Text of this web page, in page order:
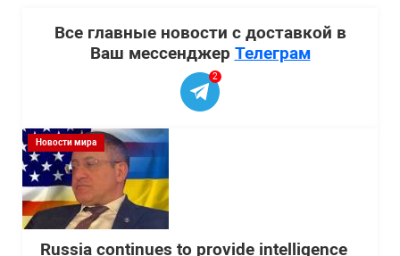
Все главные новости с доставкой в
Ваш мессенджер Телеграм
2
Новости мира
Russia continues to provide intelligence